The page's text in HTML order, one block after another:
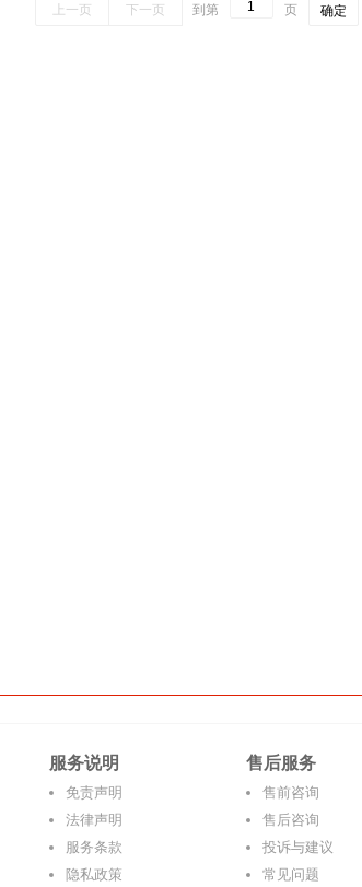
上一页 下一页 到第 页 确定
服务说明
免责声明
法律声明
服务条款
隐私政策
售后服务
售前咨询
售后咨询
投诉与建议
常见问题